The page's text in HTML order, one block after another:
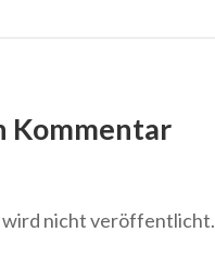
Kommentar
wird nicht veröffentlicht.